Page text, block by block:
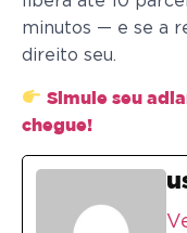
minutos — e se a
direito seu.
Simule seu
chegue!